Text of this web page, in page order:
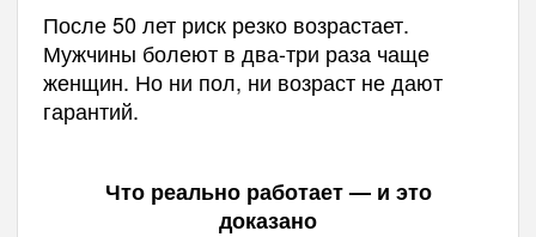
После 50 лет риск резко возрастает.
Мужчины болеют в два-три раза чаще
женщин. Но ни пол, ни возраст не дают
гарантий.
Что реально работает — и это
доказано